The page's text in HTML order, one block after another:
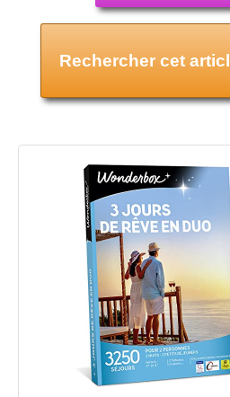
Rechercher cet